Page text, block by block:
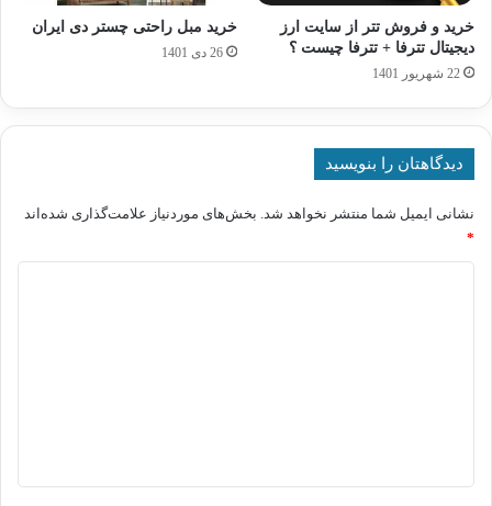
خرید و فروش تتر از سایت ارز
دیجیتال تترفا + تترفا چیست ؟
22 شهریور 1401
خرید مبل راحتی چستر دی ایران
26 دی 1401
دیدگاهتان را بنویسید
نشانی ایمیل شما منتشر نخواهد شد. بخش‌های موردنیاز علامت‌گذاری شده‌اند
*